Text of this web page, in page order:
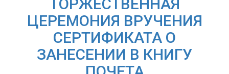
ТОРЖЕСТВЕННАЯ
ЦЕРЕМОНИЯ ВРУЧЕНИЯ
СЕРТИФИКАТА О
ЗАНЕСЕНИИ В КНИГУ